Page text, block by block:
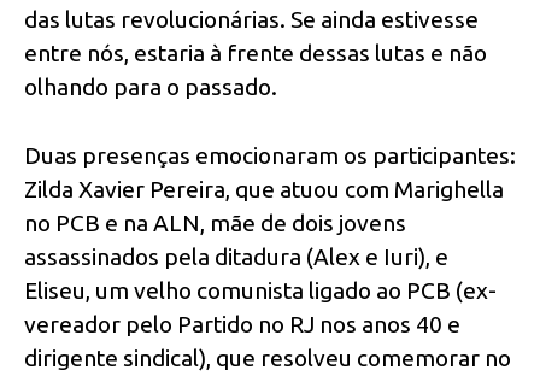
das lutas revolucionárias. Se ainda estivesse
entre nós, estaria à frente dessas lutas e não
olhando para o passado.
Duas presenças emocionaram os participantes:
Zilda Xavier Pereira, que atuou com Marighella
no PCB e na ALN, mãe de dois jovens
assassinados pela ditadura (Alex e Iuri), e
Eliseu, um velho comunista ligado ao PCB (ex-
vereador pelo Partido no RJ nos anos 40 e
dirigente sindical), que resolveu comemorar no